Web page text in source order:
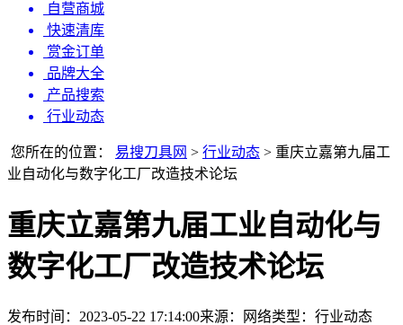
自营商城
快速清库
赏金订单
品牌大全
产品搜索
行业动态
您所在的位置： 易搜刀具网 > 行业动态 > 重庆立嘉第九届工
业自动化与数字化工厂改造技术论坛
重庆立嘉第九届工业自动化与
数字化工厂改造技术论坛
发布时间：2023-05-22 17:14:00来源：网络类型： 行业动态